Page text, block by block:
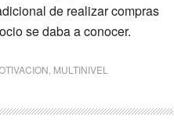
de realizar compras
se daba a conocer.
MULTINIVEL